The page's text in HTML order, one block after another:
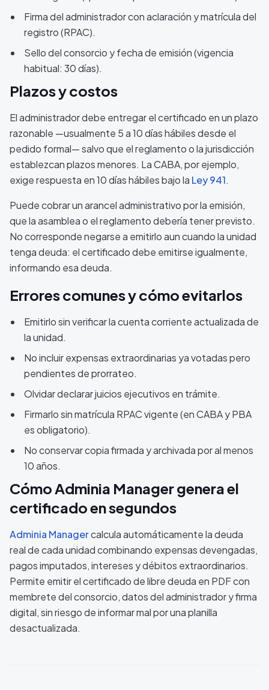
Firma del administrador con aclaración y matrícula del
registro (RPAC).
Sello del consorcio y fecha de emisión (vigencia
habitual: 30 días).
Plazos y costos
El administrador debe entregar el certificado en un plazo
razonable —usualmente 5 a 10 días hábiles desde el
pedido formal— salvo que el reglamento o la jurisdicción
establezcan plazos menores. La CABA, por ejemplo,
exige respuesta en 10 días hábiles bajo la Ley 941.
Puede cobrar un arancel administrativo por la emisión,
que la asamblea o el reglamento debería tener previsto.
No corresponde negarse a emitirlo aun cuando la unidad
tenga deuda: el certificado debe emitirse igualmente,
informando esa deuda.
Errores comunes y cómo evitarlos
Emitirlo sin verificar la cuenta corriente actualizada de
la unidad.
No incluir expensas extraordinarias ya votadas pero
pendientes de prorrateo.
Olvidar declarar juicios ejecutivos en trámite.
Firmarlo sin matrícula RPAC vigente (en CABA y PBA
es obligatorio).
No conservar copia firmada y archivada por al menos
10 años.
Cómo Adminia Manager genera el
certificado en segundos
Adminia Managercalcula automáticamente la deuda
real de cada unidad combinando expensas devengadas,
pagos imputados, intereses y débitos extraordinarios.
Permite emitir el certificado de libre deuda en PDF con
membrete del consorcio, datos del administrador y firma
digital, sin riesgo de informar mal por una planilla
desactualizada.